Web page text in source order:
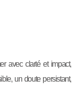
avec clarté et impact,
un doute persistant,